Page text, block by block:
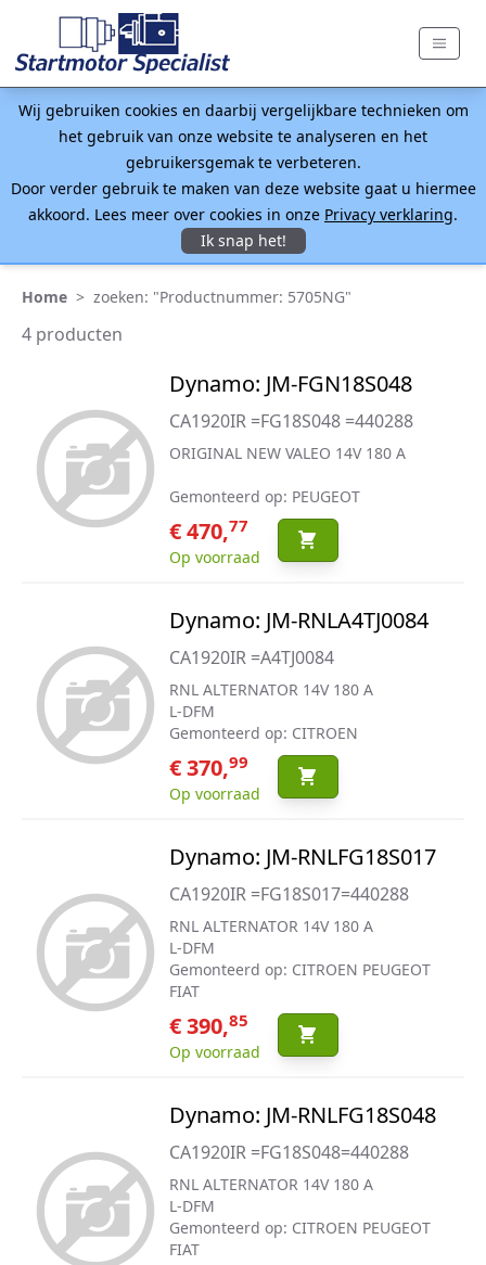
Wij gebruiken cookies en daarbij vergelijkbare technieken om
het gebruik van onze website te analyseren en het
gebruikersgemak te verbeteren.
Door verder gebruik te maken van deze website gaat u hiermee
akkoord. Lees meer over cookies in onze Privacy verklaring.
Ik snap het!
Home > zoeken: "Productnummer: 5705NG"
4 producten
Dynamo: JM-FGN18S048
CA1920IR =FG18S048 =440288
ORIGINAL NEW VALEO 14V 180 A
Gemonteerd op: PEUGEOT
€ 470,77
Op voorraad
Dynamo: JM-RNLA4TJ0084
CA1920IR =A4TJ0084
RNL ALTERNATOR 14V 180 A
L-DFM
Gemonteerd op: CITROEN
€ 370,99
Op voorraad
Dynamo: JM-RNLFG18S017
CA1920IR =FG18S017=440288
RNL ALTERNATOR 14V 180 A
L-DFM
Gemonteerd op: CITROEN PEUGEOT
FIAT
€ 390,85
Op voorraad
Dynamo: JM-RNLFG18S048
CA1920IR =FG18S048=440288
RNL ALTERNATOR 14V 180 A
L-DFM
Gemonteerd op: CITROEN PEUGEOT
FIAT